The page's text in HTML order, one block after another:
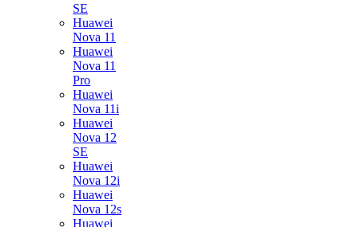
SE
Huawei
Nova 11
Huawei
Nova 11
Pro
Huawei
Nova 11i
Huawei
Nova 12
SE
Huawei
Nova 12i
Huawei
Nova 12s
Huawei